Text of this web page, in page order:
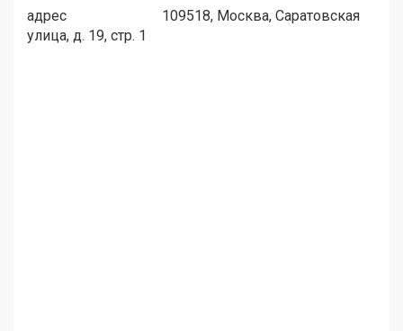
адрес
109518, Москва, Саратовская
улица, д. 19, стр. 1